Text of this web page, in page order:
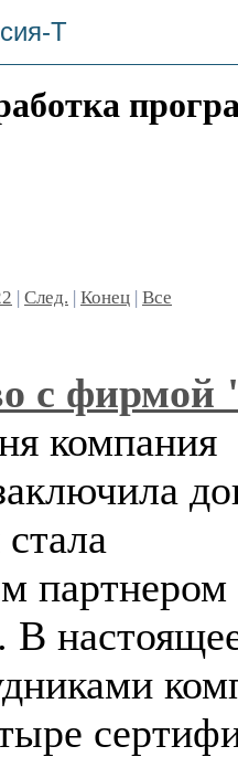
Т
| След. | Конец | Все
с
компания
партнером